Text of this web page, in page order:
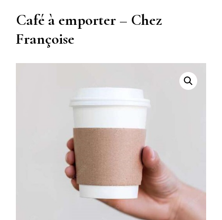
Café à emporter – Chez
Françoise